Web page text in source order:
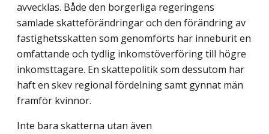
avvecklas. Både den borgerliga regeringens
samlade skatteförändringar och den förändring av
fastighetsskatten som genomförts har inneburit en
omfattande och tydlig inkomstöverföring till högre
inkomsttagare. En skattepolitik som dessutom har
haft en skev regional fördelning samt gynnat män
framför kvinnor.
Inte bara skatterna utan även